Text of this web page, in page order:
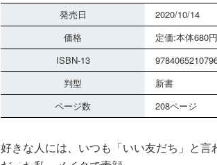
発売日
2020/10/14
価格
定価:本体680
ISBN-13
判型
新書
ページ数
208ページ
好きな人には、いつも「いい友だち」と
黒魔女さ
さん！？
組 黒魔
る！！（